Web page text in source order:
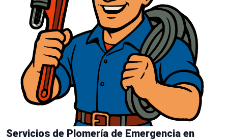
Servicios de Plomería de Emergencia en